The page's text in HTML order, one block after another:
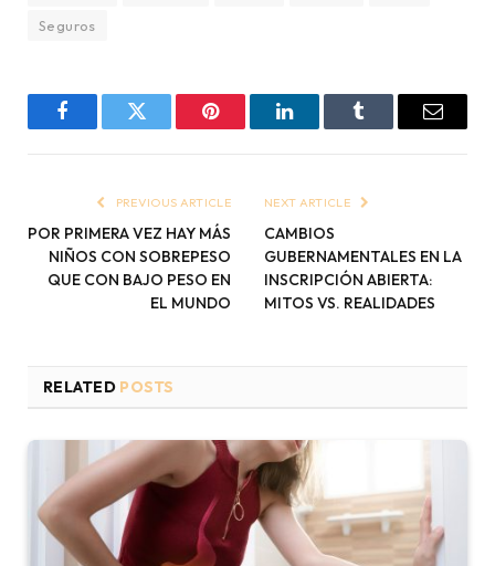
Seguros
FacebookTwitter Pinterest LinkedInTumblr Email
PREVIOUS ARTICLE
POR PRIMERA VEZ HAY MÁS
NIÑOS CON SOBREPESO
QUE CON BAJO PESO EN
EL MUNDO
NEXT ARTICLE
CAMBIOS
GUBERNAMENTALES EN LA
INSCRIPCIÓN ABIERTA:
MITOS VS. REALIDADES
RELATED POSTS